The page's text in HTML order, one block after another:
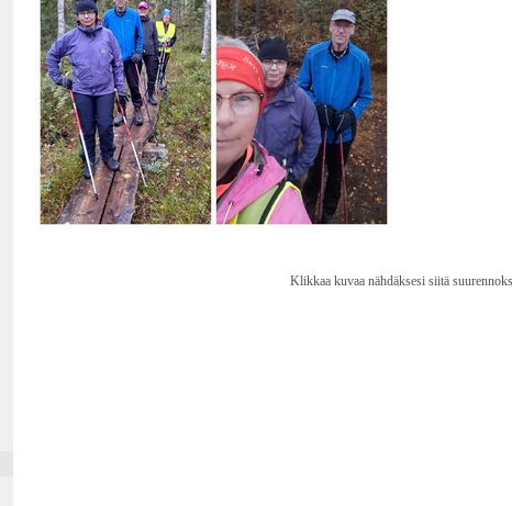
Klikkaa kuvaa nähdäksesi siitä